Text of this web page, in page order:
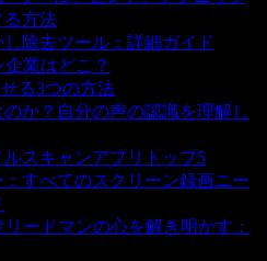
る方法
除去ツール：詳細ガイド
業はどこ？
る3つの方法
か？自分の声の認識を理解し
スキャンアプリトップ5
すべてのスクリーン録画ニー
ードマンの心を解き明かす：